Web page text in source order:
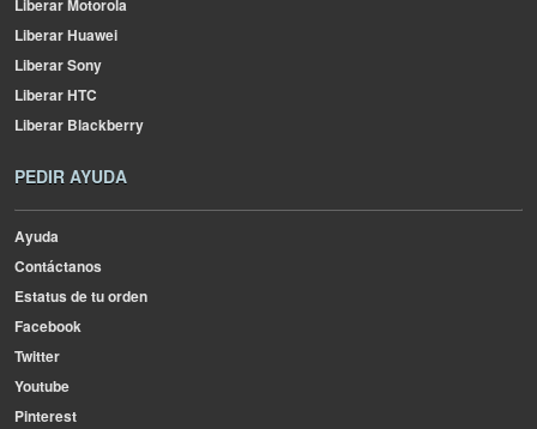
Liberar Motorola
Liberar Huawei
Liberar Sony
Liberar HTC
Liberar Blackberry
PEDIR AYUDA
Ayuda
Contáctanos
Estatus de tu orden
Facebook
Twitter
Youtube
Pinterest